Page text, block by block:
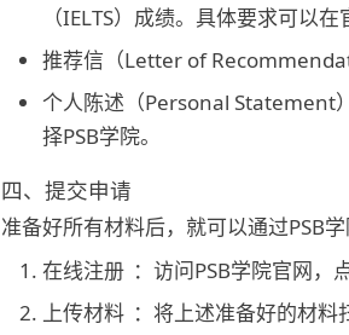
（IELTS）成绩。具体要求可以在
推荐信（Letter of
个人陈述（Personal Statement）
择PSB学院。
四、提交申请
准备好所有材料后，就可以通过PSB
在线注册 ：访问PSB学院官网，
上传材料 ：将上述准备好的材料